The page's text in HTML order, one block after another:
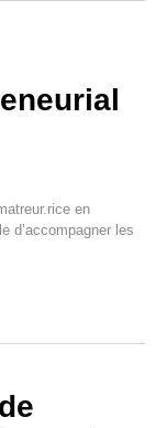
en
d’accompagner les